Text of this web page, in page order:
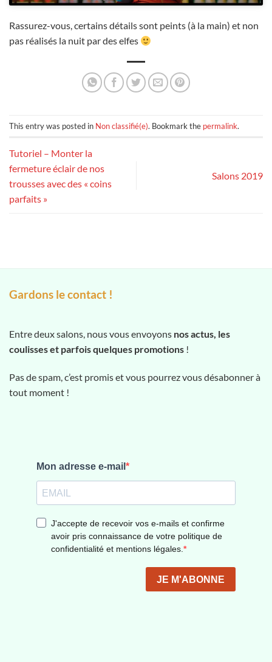
Rassurez-vous, certains détails sont peints (à la main) et non
pas réalisés la nuit par des elfes
This entry was posted in Non classifié(e). Bookmark the permalink.
Tutoriel – Monter la
fermeture éclair de nos
trousses avec des « coins
parfaits »
Salons 2019
Gardons le contact !
Entre deux salons, nous vous envoyons nos actus, les
coulisses et parfois quelques promotions !
Pas de spam, c’est promis et vous pourrez vous désabonner à
tout moment !